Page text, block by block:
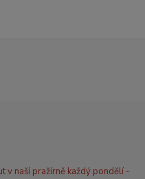
v naší pražírně každý pondělí -